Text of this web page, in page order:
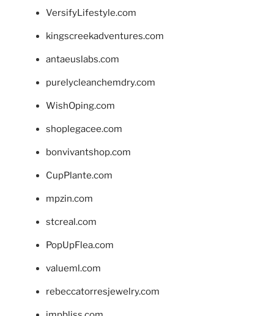
VersifyLifestyle.com
kingscreekadventures.com
antaeuslabs.com
purelycleanchemdry.com
WishOping.com
shoplegacee.com
bonvivantshop.com
CupPlante.com
mpzin.com
stcreal.com
PopUpFlea.com
valueml.com
rebeccatorresjewelry.com